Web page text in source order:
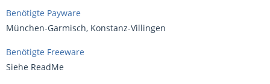
Benötigte Payware
München-Garmisch, Konstanz-Villingen
Benötigte Freeware
Siehe ReadMe